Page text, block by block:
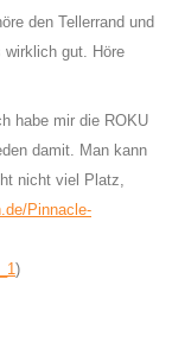
den Tellerrand und
wirklich gut. Höre
habe mir die ROKU
damit. Man kann
nicht viel Platz,
Pinnacle-
)